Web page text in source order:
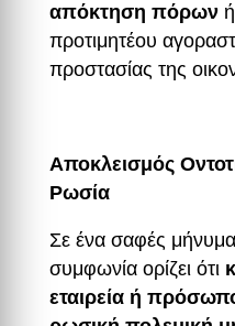
απόκτηση πόρωνή
προτιμητέου
προστασίας της
Αποκλεισμός
Ρωσία
Σε ένα σαφές
συμφωνία ορίζει ότι
εταιρεία ή